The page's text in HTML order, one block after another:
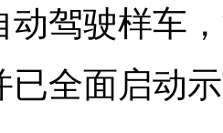
动驾驶样车
已全面启动